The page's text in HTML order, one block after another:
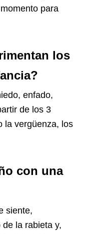
para
los
enfado,
de los 3
la vergüenza, los
con una
siente,
la rabieta y,